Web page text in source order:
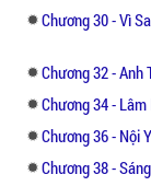
Trong bóng
trong
mịn màng
diễm.
Ngày thứ hai
Chương 30 - Vì
Chương 32 - Anh
Chương 34 -
Chương 36 - Nội
Chương 38 -